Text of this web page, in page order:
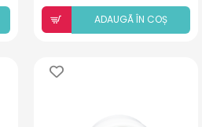
ADAUGÃ ÎN COȘ